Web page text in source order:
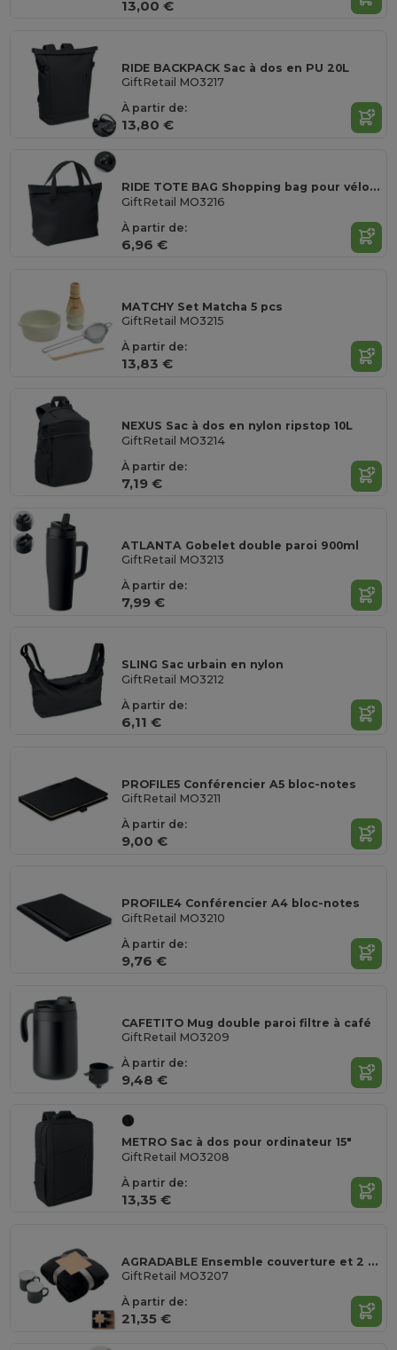
13,00 €
RIDE BACKPACK Sac à dos en PU 20L
GiftRetail MO3217
À partir de:
13,80 €
RIDE TOTE BAG Shopping bag pour vélo en PU
GiftRetail MO3216
À partir de:
6,96 €
MATCHY Set Matcha 5 pcs
GiftRetail MO3215
À partir de:
13,83 €
NEXUS Sac à dos en nylon ripstop 10L
GiftRetail MO3214
À partir de:
7,19 €
ATLANTA Gobelet double paroi 900ml
GiftRetail MO3213
À partir de:
7,99 €
SLING Sac urbain en nylon
GiftRetail MO3212
À partir de:
6,11 €
PROFILE5 Conférencier A5 bloc-notes
GiftRetail MO3211
À partir de:
9,00 €
PROFILE4 Conférencier A4 bloc-notes
GiftRetail MO3210
À partir de:
9,76 €
CAFETITO Mug double paroi filtre à café
GiftRetail MO3209
À partir de:
9,48 €
METRO Sac à dos pour ordinateur 15"
GiftRetail MO3208
À partir de:
13,35 €
AGRADABLE Ensemble couverture et 2 mugs
GiftRetail MO3207
À partir de:
21,35 €